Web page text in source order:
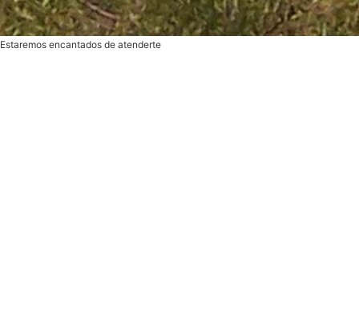
Estaremos encantados de atenderte